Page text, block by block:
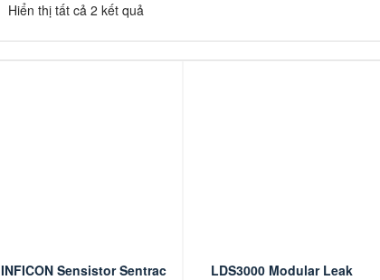
Hiển thị tất cả 2 kết quả
INFICON Sensistor Sentrac
LDS3000 Modular Leak